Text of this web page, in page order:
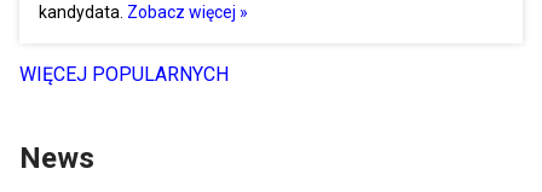
kandydata. Zobacz więcej »
WIĘCEJ POPULARNYCH
News